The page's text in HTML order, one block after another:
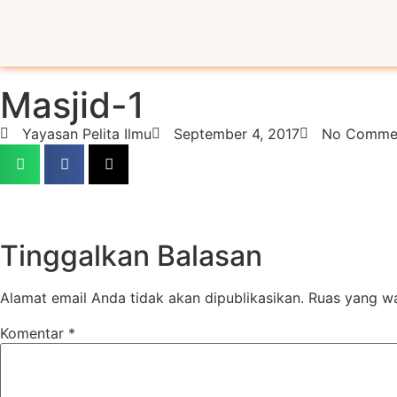
Masjid-1
Yayasan Pelita Ilmu September 4, 2017 No
Tinggalkan Balasan
Alamat email Anda tidak akan dipublikasikan. Ruas yang
Komentar *